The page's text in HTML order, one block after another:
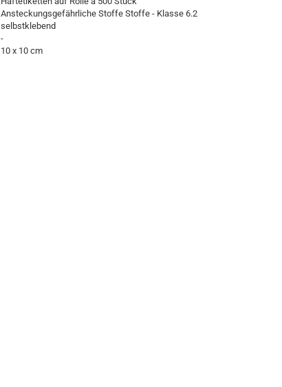
Ansteckungsgefährliche Stoffe Stoffe - Klasse 6.2
selbstklebend
-
10 x 10 cm